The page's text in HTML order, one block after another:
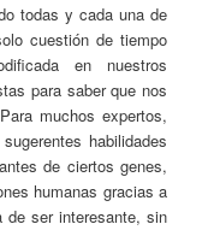
y cada una de
cuestión de tiempo
en nuestros
para saber que nos
muchos expertos,
habilidades
de ciertos genes,
humanas gracias a
de ser interesante, sin